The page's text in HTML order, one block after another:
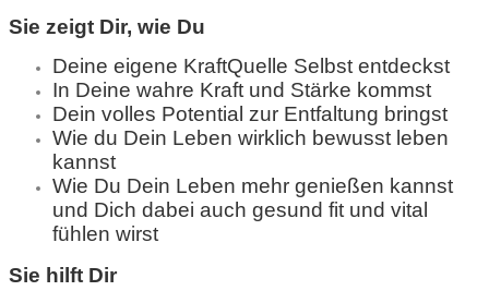
Sie zeigt Dir, wie Du
Deine eigene KraftQuelle Selbst entdeckst
In Deine wahre Kraft und Stärke kommst
Dein volles Potential zur Entfaltung bringst
Wie du Dein Leben wirklich bewusst leben
kannst
Wie Du Dein Leben mehr genießen kannst
und Dich dabei auch gesund fit und vital
fühlen wirst
Sie hilft Dir